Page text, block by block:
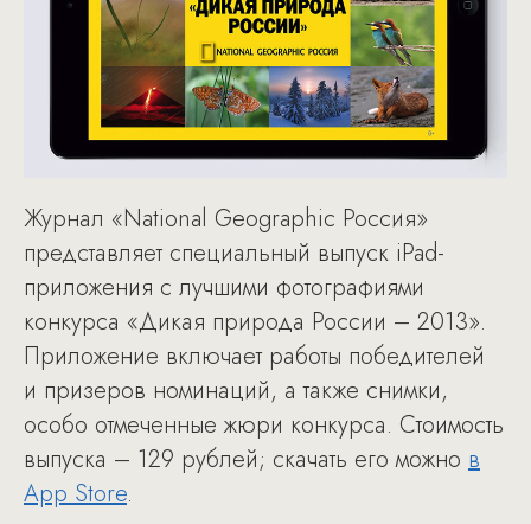
Журнал «National Geographic Россия»
представляет специальный выпуск iPad-
приложения с лучшими фотографиями
конкурса «Дикая природа России – 2013».
Приложение включает работы победителей
и призеров номинаций, а также снимки,
особо отмеченные жюри конкурса. Стоимость
выпуска – 129 рублей; скачать его можно в
App Store.